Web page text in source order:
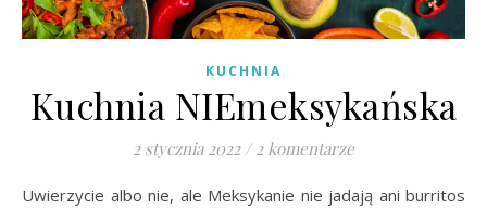
KUCHNIA
Kuchnia NIEmeksykańska
2 stycznia 2022 / 2 komentarze
Uwierzycie albo nie, ale Meksykanie nie jadają ani burritos